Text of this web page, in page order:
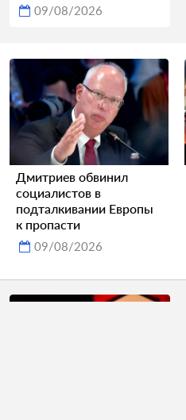
09/08/2026
Дмитриев обвинил
социалистов в
подталкивании Европы
к пропасти
09/08/2026